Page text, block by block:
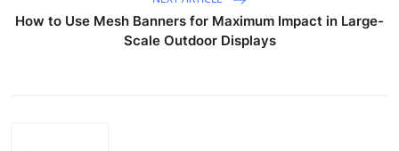
How to Use Mesh Banners for Maximum Impact in Large-
Scale Outdoor Displays